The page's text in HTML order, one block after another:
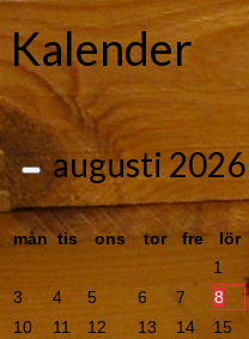
Kalender
augusti 2026
mån tis ons tor fre lör
1
3
4 5 6 7 8
10
11 12 13 14 15